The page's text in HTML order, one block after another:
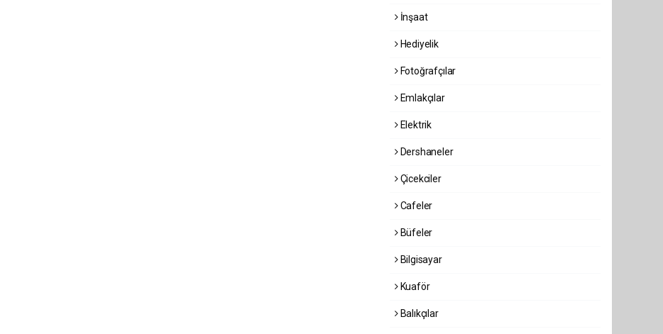
İnşaat
Hediyelik
Fotoğrafçılar
Emlakçılar
Elektrik
Dershaneler
Çicekciler
Cafeler
Büfeler
Bilgisayar
Kuaför
Balıkçılar